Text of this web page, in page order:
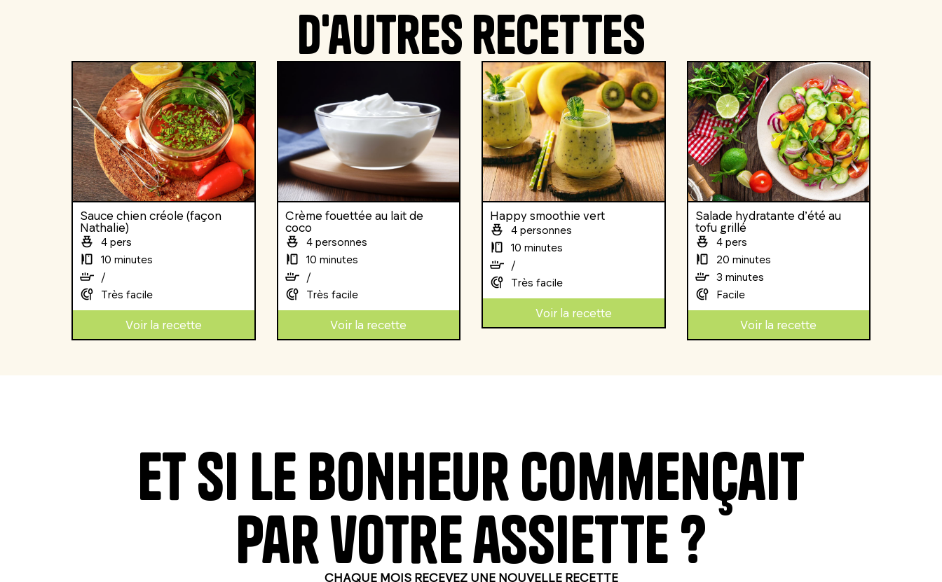
D'autres recettes
Sauce chien créole (façon
Nathalie)
4 pers
10 minutes
/
Très facile
Voir la recette
Crème fouettée au lait de
coco
4 personnes
10 minutes
/
Très facile
Voir la recette
Happy smoothie vert
4 personnes
10 minutes
/
Très facile
Voir la recette
Salade hydratante d’été au
tofu grillé
4 pers
20 minutes
3 minutes
Facile
Voir la recette
Et si le bonheur commençait
par votre assiette ?
CHAQUE MOIS RECEVEZ UNE NOUVELLE RECETTE